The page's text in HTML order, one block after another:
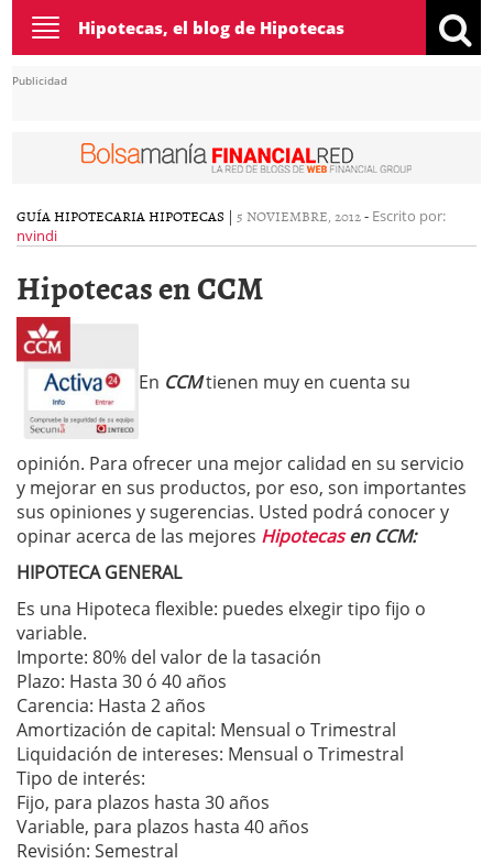
Toggle
navigation
Hipotecas, el blog de Hipotecas
Publicidad
GUÍA HIPOTECARIAHIPOTECAS | 5 NOVIEMBRE, 2012- Escrito por:
nvindi
Hipotecas en CCM
En CCMtienen muy en cuenta su
opinión. Para ofrecer una mejor calidad en su servicio
y mejorar en sus productos, por eso, son importantes
sus opiniones y sugerencias. Usted podrá conocer y
opinar acerca de las mejores Hipotecasen CCM:
HIPOTECA GENERAL
Es una Hipoteca flexible: puedes elxegir tipo fijo o
variable.
Importe: 80% del valor de la tasación
Plazo: Hasta 30 ó 40 años
Carencia: Hasta 2 años
Amortización de capital: Mensual o Trimestral
Liquidación de intereses: Mensual o Trimestral
Tipo de interés:
Fijo, para plazos hasta 30 años
Variable, para plazos hasta 40 años
Revisión: Semestral